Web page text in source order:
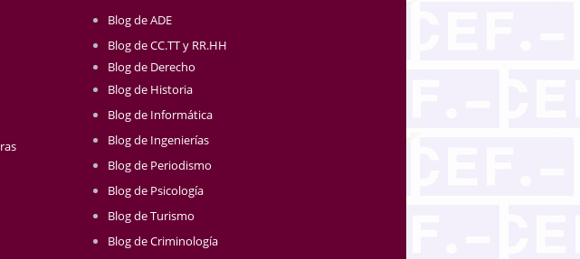
Blog de ADE
Blog de CC.TT y RR.HH
Blog de Derecho
Blog de Historia
Blog de Informática
Blog de Ingenierías
Blog de Periodismo
Blog de Psicología
Blog de Turismo
Blog de Criminología